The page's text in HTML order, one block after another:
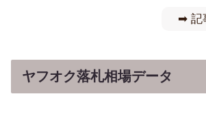
➡︎ 記
ヤフオク落札相場データ